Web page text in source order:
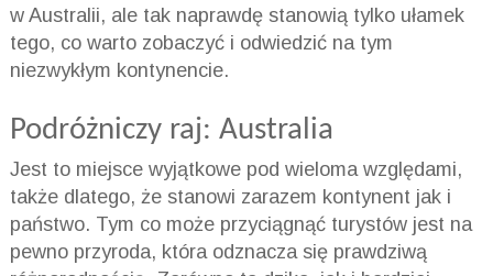
w Australii, ale tak naprawdę stanowią tylko ułamek
tego, co warto zobaczyć i odwiedzić na tym
niezwykłym kontynencie.
Podróżniczy raj: Australia
Jest to miejsce wyjątkowe pod wieloma względami,
także dlatego, że stanowi zarazem kontynent jak i
państwo. Tym co może przyciągnąć turystów jest na
pewno przyroda, która odznacza się prawdziwą